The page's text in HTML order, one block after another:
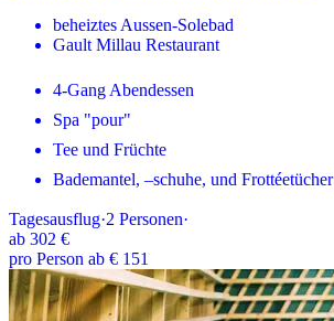
beheiztes Aussen-Solebad
Gault Millau Restaurant
4-Gang Abendessen
Spa "pour"
Tee und Früchte
Bademantel, –schuhe, und Frottéetücher
Tagesausflug·2 Personen·
ab 302 €
pro Person ab € 151